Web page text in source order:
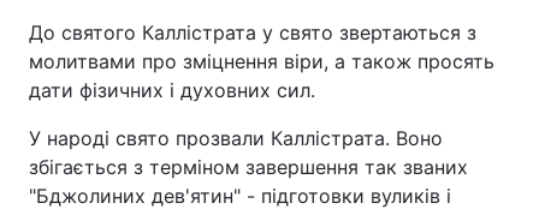
До святого Каллістрата у свято звертаються з
молитвами про зміцнення віри, а також просять
дати фізичних і духовних сил.
У народі свято прозвали Каллістрата. Воно
збігається з терміном завершення так званих
"Бджолиних дев'ятин" - підготовки вуликів і